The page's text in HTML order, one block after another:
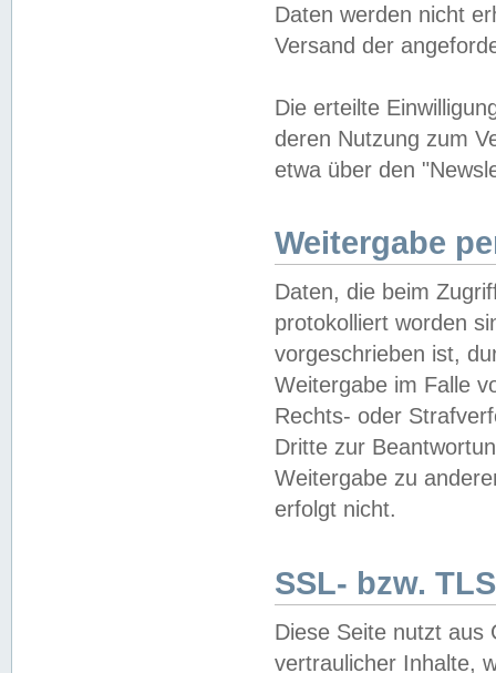
Daten werden nicht
Versand der
Die erteilte
deren Nutzung zum
etwa über den
Weitergabe
Daten, die beim
protokolliert worden
vorgeschrieben ist,
Weitergabe im Falle
Rechts- oder
Dritte zur
Weitergabe zu
erfolgt nicht.
SSL- bzw.
Diese Seite nutzt aus
vertraulicher Inhalte,